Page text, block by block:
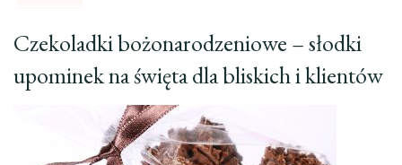
Czekoladki bożonarodzeniowe – słodki
upominek na święta dla bliskich i klientów